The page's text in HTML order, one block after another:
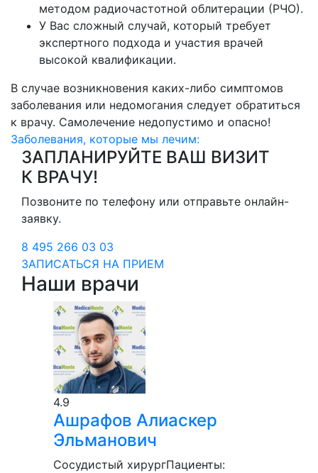
методом радиочастотной облитерации (РЧО).
У Вас сложный случай, который требует
экспертного подхода и участия врачей
высокой квалификации.
В случае возникновения каких-либо симптомов
заболевания или недомогания следует обратиться
к врачу. Самолечение недопустимо и опасно!
Заболевания, которые мы лечим:
ЗАПЛАНИРУЙТЕ ВАШ ВИЗИТ
К ВРАЧУ!
Позвоните по телефону или отправьте онлайн-
заявку.
8 495 266 03 03
ЗАПИСАТЬСЯ НА ПРИЕМ
Наши врачи
4.9
Ашрафов Алиаскер
Эльманович
Сосудистый хирургПациенты: